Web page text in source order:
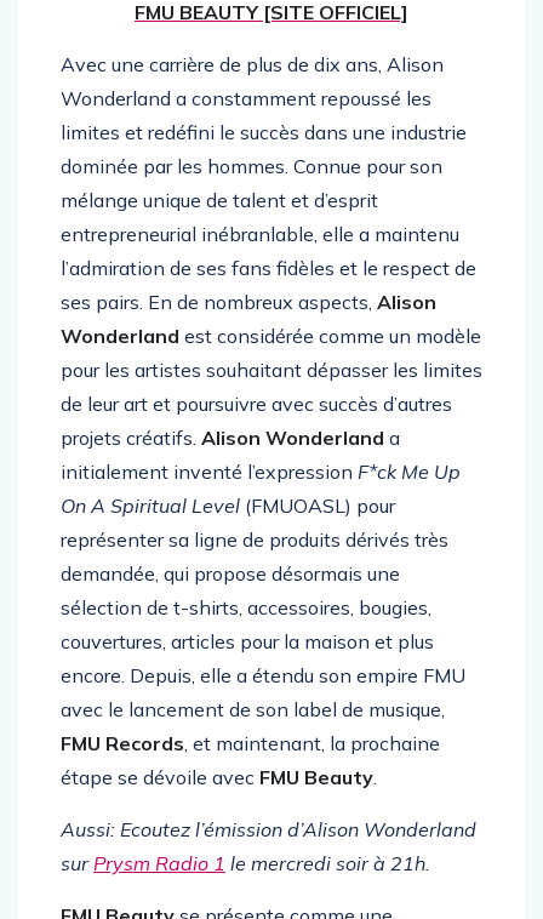
Avec une carrière de plus de dix ans, Alison
Wonderland a constamment repoussé les
limites et redéfini le succès dans une industrie
dominée par les hommes. Connue pour son
mélange unique de talent et d’esprit
entrepreneurial inébranlable, elle a maintenu
l’admiration de ses fans fidèles et le respect de
ses pairs. En de nombreux aspects,Alison
Wonderlandest considérée comme un modèle
pour les artistes souhaitant dépasser les limites
de leur art et poursuivre avec succès d’autres
projets créatifs.Alison Wonderlanda
initialement inventé l’expression F*ck Me Up
On A Spiritual Level (FMUOASL) pour
représenter sa ligne de produits dérivés très
demandée, qui propose désormais une
sélection de t-shirts, accessoires, bougies,
couvertures, articles pour la maison et plus
encore. Depuis, elle a étendu son empire FMU
avec le lancement de son label de musique,
FMU Records, et maintenant, la prochaine
Aussi: Ecoutez l’émission d’Alison Wonderland